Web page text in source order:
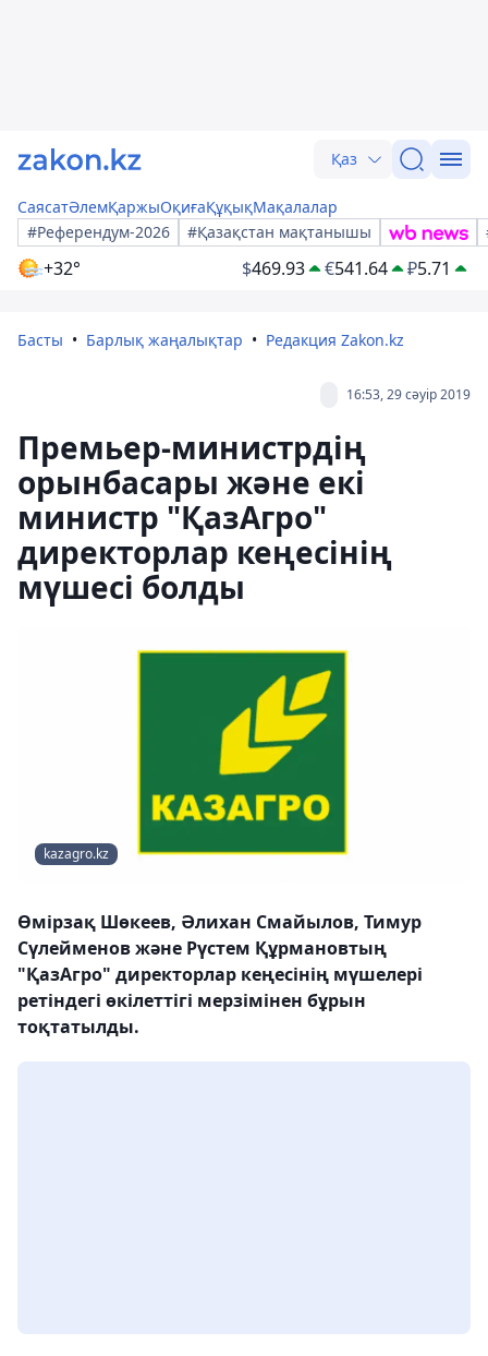
Қаз
СаясатӘлемҚаржыОқиғаҚұқықМақалалар
#Референдум-2026
#Қазақстан мақтанышы
+32° $469.93 €541.64 ₽5.71
Басты Барлық жаңалықтар Редакция Zakon.kz
16:53, 29 сәуір 2019
Премьер-министрдің
орынбасары және екі
министр "ҚазАгро"
директорлар кеңесінің
мүшесі болды
kazagro.kz
Өмірзақ Шөкеев, Әлихан Смайылов, Тимур
Сүлейменов және Рүстем Құрмановтың
"ҚазАгро" директорлар кеңесінің мүшелері
ретіндегі өкілеттігі мерзімінен бұрын
тоқтатылды.